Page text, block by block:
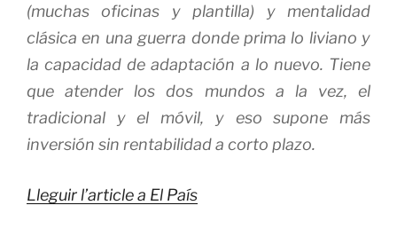
(muchas oficinas y plantilla) y mentalidad
clásica en una guerra donde prima lo liviano y
la capacidad de adaptación a lo nuevo. Tiene
que atender los dos mundos a la vez, el
tradicional y el móvil, y eso supone más
inversión sin rentabilidad a corto plazo.
Lleguir l’article a El País